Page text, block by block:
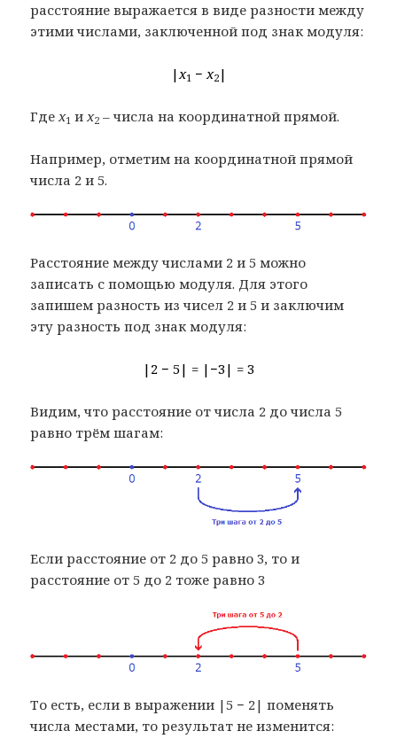
расстояние выражается в виде разности между
этими числами, заключенной под знак модуля:
|x1 −x2|
Гдеx1 иx2 – числа на координатной прямой.
Например, отметим на координатной прямой
числа 2 и 5.
Расстояние между числами 2 и 5 можно
записать с помощью модуля. Для этого
запишем разность из чисел 2 и 5 и заключим
эту разность под знак модуля:
|2 − 5| = |−3| = 3
Видим, что расстояние от числа 2 до числа 5
равно трём шагам:
Если расстояние от 2 до 5 равно 3, то и
расстояние от 5 до 2 тоже равно 3
То есть, если в выражении |5 − 2| поменять
числа местами, то результат не изменится: